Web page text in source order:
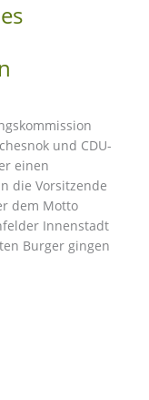
und CDU-
einen
die Vorsitzende
dem Motto
Innenstadt
Burger gingen